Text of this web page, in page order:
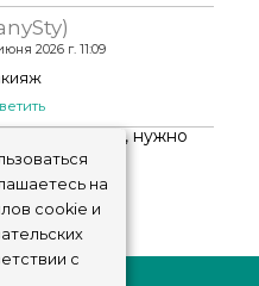
2026 г. 11:09
комментарий, нужно
на
cookie и
с